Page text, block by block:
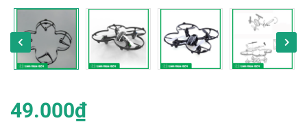
49.000₫